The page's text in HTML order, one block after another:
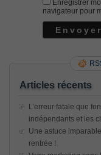
Enregistrer
navigateur pour
Articles récents
L’erreur fatale que
indépendants et les
Une astuce
rentrée !